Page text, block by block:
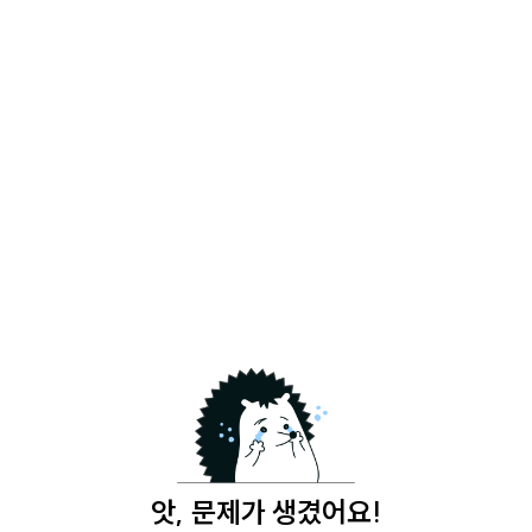
앗, 문제가 생겼어요!